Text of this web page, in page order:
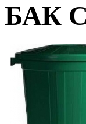
БАК